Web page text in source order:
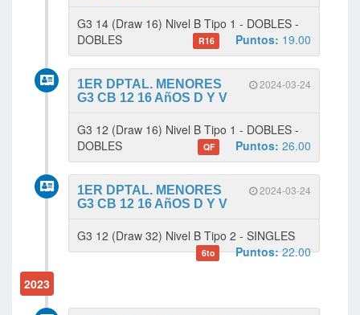
G3 14 (Draw 16) Nivel B Tipo 1 - DOBLES -
DOBLES
R16 Puntos: 19.00
2024-03-24
1ER DPTAL. MENORES
G3 CB 12 16 AñOS D Y V
G3 12 (Draw 16) Nivel B Tipo 1 - DOBLES -
DOBLES
QF Puntos: 26.00
2024-03-24
1ER DPTAL. MENORES
G3 CB 12 16 AñOS D Y V
G3 12 (Draw 32) Nivel B Tipo 2 - SINGLES
6to Puntos:22.00
2023